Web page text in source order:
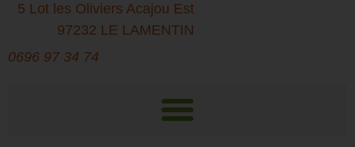
5 Lot les Oliviers Acajou Est
97232 LE LAMENTIN
0696 97 34 74